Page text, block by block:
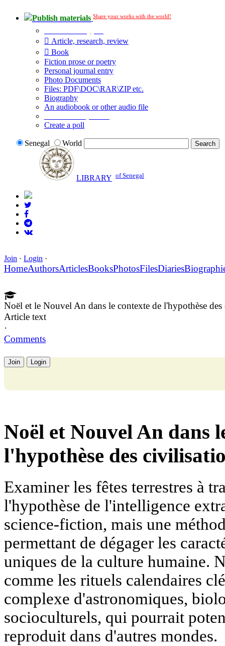
Publish materials Share your works with the world!
Article, research, review
Book
Fiction prose or poetry
Personal journal entry
Photo Documents
Files: PDF\DOC\RAR\ZIP etc.
Biography
An audiobook or other audio file
Create a poll
Senegal World
LIBRARY of Senegal
Join · Login ·
HomeAuthorsArticlesBooksPhotosFilesDiaries
Noël et le Nouvel An dans le contexte de l'hypothèse des
Article text
·
Comments
Join Login
Noël et Nouvel An dans
l'hypothèse des
Examiner les fêtes terrestres à
l'hypothèse de l'intelligence
science-fiction, mais une
permettant de dégager les
uniques de la culture humaine.
comme les rituels calendaires
complexe d'astronomiques,
socioculturels, qui pourrait
reproduit dans d'autres mondes.